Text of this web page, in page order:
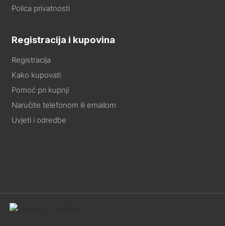
Polica privatnosti
Registracija i kupovina
Registracija
Kako kupovati
Pomoć pri kupnji
Naručite telefonom ili emailom
Uvjeti i odredbe